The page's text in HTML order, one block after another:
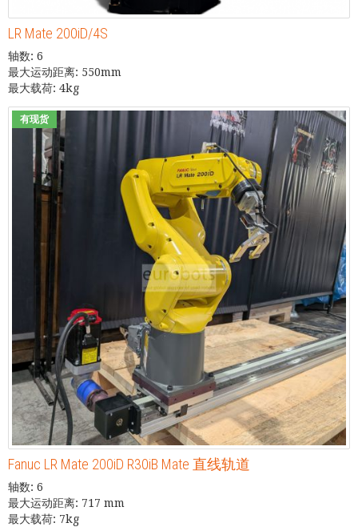
LR Mate 200iD/4S
轴数: 6
最大运动距离: 550mm
最大载荷: 4kg
有现货
Fanuc LR Mate 200iD R30iB Mate 直线轨道
轴数: 6
最大运动距离: 717 mm
最大载荷: 7kg